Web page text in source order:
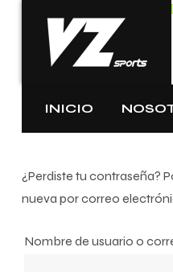
INICIO
¿Perdiste tu contraseña?
nueva por correo
Nombre de usuario o